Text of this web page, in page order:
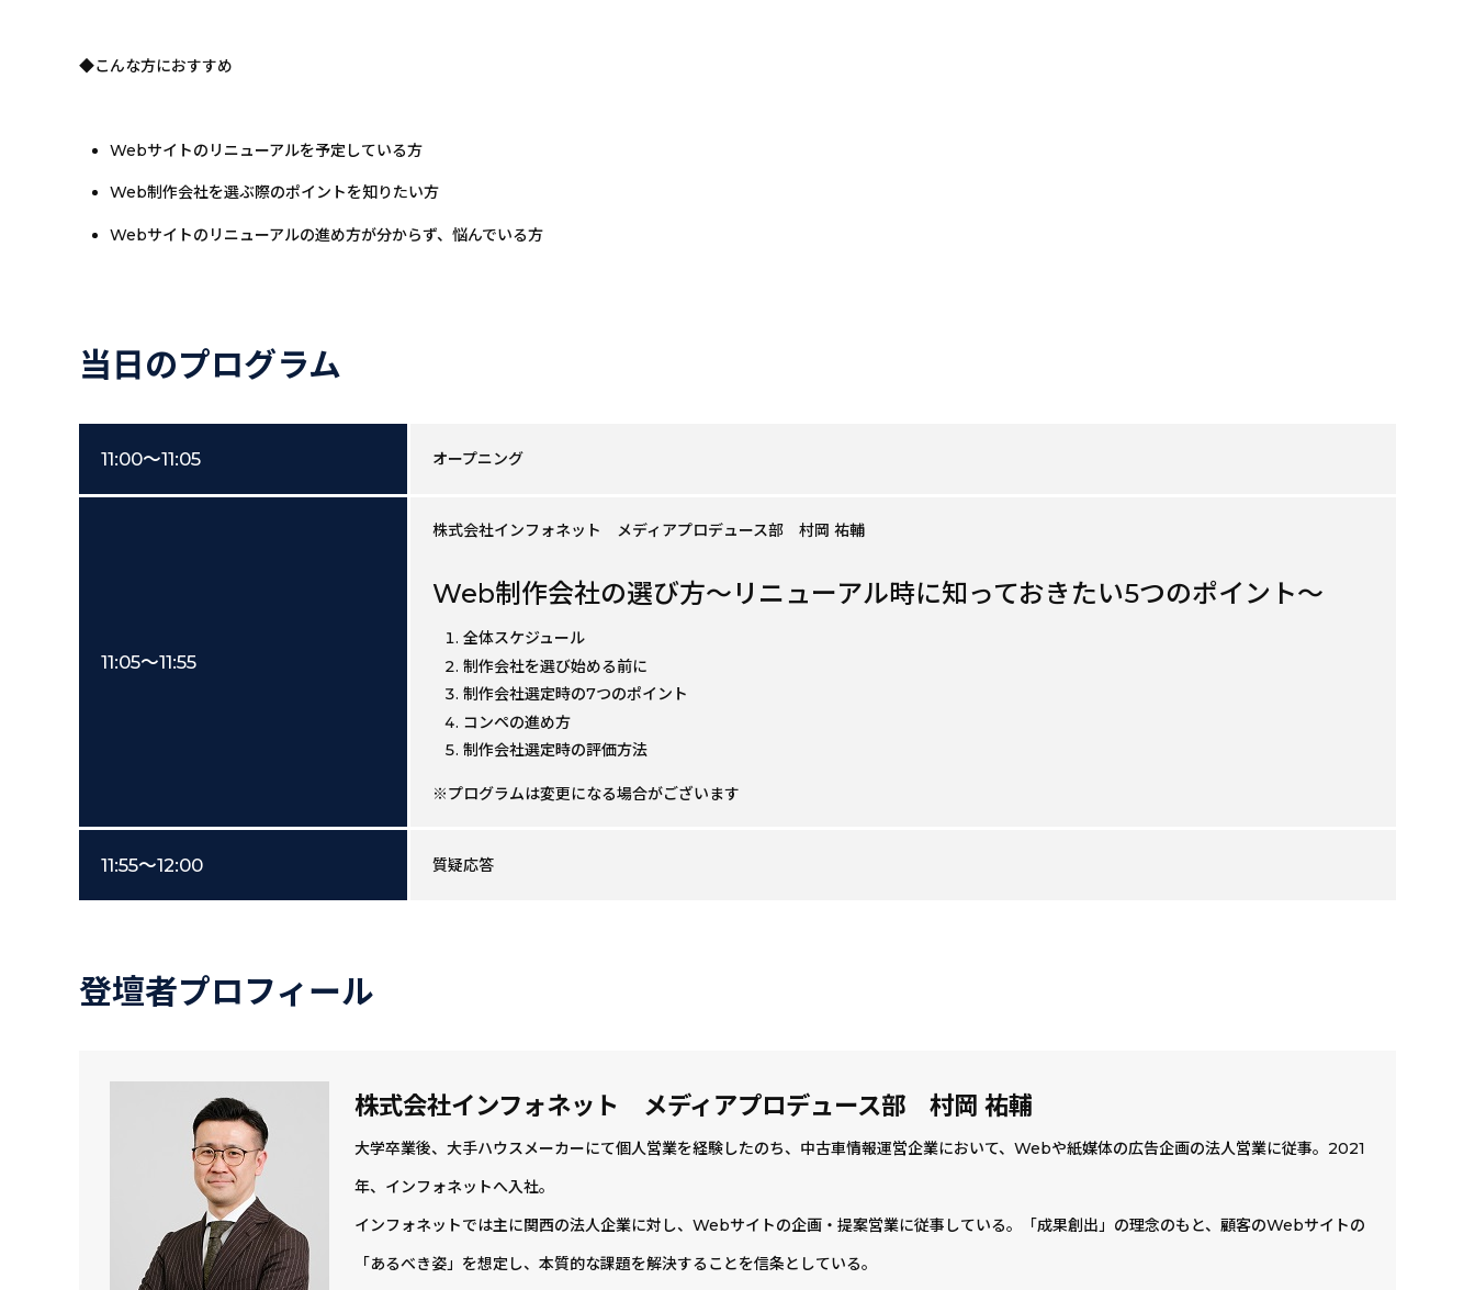
◆こんな方におすすめ
Webサイトのリニューアルを予定している方
Web制作会社を選ぶ際のポイントを知りたい方
Webサイトのリニューアルの進め方が分からず、悩んでいる方
当日のプログラム
11:00～11:05 オープニング
11:05～11:55
株式会社インフォネット メディアプロデュース部 村岡 祐輔
Web制作会社の選び方～リニューアル時に知っておきたい5つのポイント～
全体スケジュール
制作会社を選び始める前に
制作会社選定時の7つのポイント
コンペの進め方
制作会社選定時の評価方法
※プログラムは変更になる場合がございます
11:55～12:00 質疑応答
登壇者プロフィール
株式会社インフォネット メディアプロデュース部 村岡 祐輔
大学卒業後、大手ハウスメーカーにて個人営業を経験したのち、中古車情報運営企業において、Webや紙媒体の広告企画の法人営業に従事。2021
年、インフォネットへ入社。
インフォネットでは主に関西の法人企業に対し、Webサイトの企画・提案営業に従事している。「成果創出」の理念のもと、顧客のWebサイトの
「あるべき姿」を想定し、本質的な課題を解決することを信条としている。